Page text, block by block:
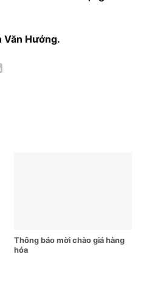
Văn Hướng.
Thông báo mời chào giá hàng
hóa